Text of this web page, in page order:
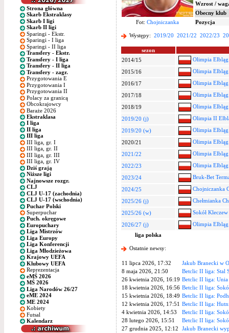
Strona główna
Skarb Ekstraklasy
Skarb I ligi
Skarb II ligi
Sparingi - Ekstr.
Sparingi - I liga
Sparingi - II liga
Transfery - Ekstr.
Transfery - I liga
Transfery - II liga
Transfery - zagr.
Przygotowania E
Przygotowania I
Przygotowania II
Polacy za granicą
Obcokrajowcy
Baraże 2026
Ekstraklasa
I liga
II liga
III liga
III liga, gr. I
III liga, gr. II
III liga, gr. III
III liga, gr. IV
Dziś grają
Niższe ligi
Najnowsze rozgr.
CLJ
CLJ U-17 (zachodnia)
CLJ U-17 (wschodnia)
Puchar Polski
Superpuchar
Puch. okręgowe
Europuchary
Liga Mistrzów
Liga Europy
Liga Konferencji
Liga Młodzieżowa
Krajowy UEFA
Klubowy UEFA
Reprezentacja
eMŚ 2026
MŚ 2026
Liga Narodów 26/27
eME 2024
ME 2024
Kobiety
Futsal
Kalendarz
Wzrost /
Obecny klub
Fot: Chojniczanka Pozycja
Występy: 2019/20 2021/22 2022/23
sezon
2014/15
Olimpia
2015/16
Olimpia
2016/17
Olimpia
2017/18
Olimpia
2018/19
Olimpia
2019/20 (j)
Olimpia II
2019/20 (w)
Olimpia Elbląg
2020/21
Olimpia Elbląg
2021/22
Olimpia Elbląg
2022/23
Olimpia Elbląg
2023/24
Bruk-Bet
2024/25
Chojniczanka
2025/26 (j)
Chełmianka
2025/26 (w)
Sokół Kleczew
2026/27 (j)
Olimpia Elbląg
liga polska
Ostatnie newsy:
11 lipca 2026, 17:32
Jakub Branecki w
8 maja 2026, 21:50
Betclic II liga: Stal
26 kwietnia 2026, 16:19 Betclic II liga: Unia
18 kwietnia 2026, 16:56 Betclic II liga:
15 kwietnia 2026, 18:49 Betclic II liga:
12 kwietnia 2026, 17:51 Betclic II liga:
4 kwietnia 2026, 14:53
Betclic II liga:
28 lutego 2026, 15:51
Betclic II liga:
27 grudnia 2025, 12:12
Jakub Branecki